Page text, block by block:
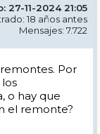
27-11-2024 21:05
18 años antes
Mensajes: 7.722
Por
o hay que
el remonte?